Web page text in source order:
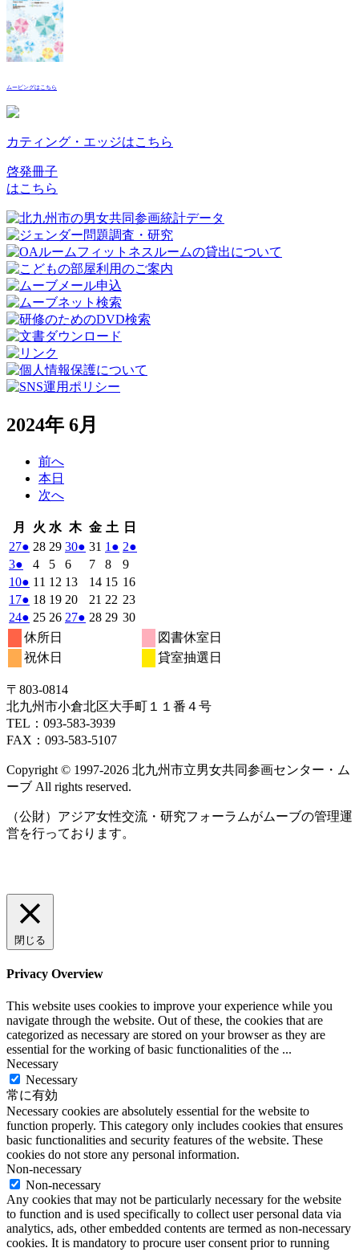
ムービングはこちら
カティング・エッジはこちら
啓発冊子
はこちら
2024年 6月
前へ
本日
次へ
月
月
曜
日
火 火
曜
日
水 水
曜
日
木木
曜
日
金金
曜
日
土 土
曜
日
日
曜
272024
年
5
月
27
日
● (1
件
の
イ
ベ
ン
ト)
282024
年
5
月
28
日
292024
年
5
月
29
日
302024
30
日
● (1
件
の
イ
ベ
31 2024
年
5
月
31
日
1 2024
年
6
月
1
日
● (1
件
の
イ
ベ
22024
年
6
月
2
日
●
ン
ト)
32024
年
6
月
3
日
●
件
の
イ
ベ
ン
ト)
42024
年
6
月
4
日
52024
年
6
月
5
日
62024
年
6
月
6
72024
年
6
月
7
82024
年
6
月
8
92024
年
6
月
9
102024
年
6
月
10
日
● (1
件
の
イ
ベ
ン
11 2024
年
6
11
日
12 2024
年
6
月
132024
年
6
月
142024
年
6
152024
年
6
162024
6
月
172024
年
6
月
17
● (1
件
の
イ
ベ
ト)
182024
年
6
月
18
192024
年
202024
年
21 2024
年
22 2024
年
232024
年
月
242024
年
6
月
日
● (1
件
の
イ
ベ
ン
ト)
252024
年
6
月
日
262024
日
272024
● (1
ン
ト)
282024
292024
302024
年
休所日
図書休室日
祝休日
貸室抽選日
〒803‐0814
北九州市小倉北区大手町１１番４号
TEL：093‐583‐3939
FAX：093‐583‐5107
Copyright © 1997‐2026 北九州市立男女共同参画センター・ム
ーブ All rights reserved.
（公財）アジア女性交流・研究フォーラムがムーブの管理運
営を行っております。
閉じる
Privacy Overview
This website uses cookies to improve your experience while you
navigate through the website. Out of these, the cookies that are
categorized as necessary are stored on your browser as they are
essential for the working of basic functionalities of the ...
Necessary
Necessary
常に有効
Necessary cookies are absolutely essential for the website to
function properly. This category only includes cookies that ensures
basic functionalities and security features of the website. These
cookies do not store any personal information.
Non-necessary
Non-necessary
Any cookies that may not be particularly necessary for the website
to function and is used specifically to collect user personal data via
analytics, ads, other embedded contents are termed as non-necessary
cookies. It is mandatory to procure user consent prior to running